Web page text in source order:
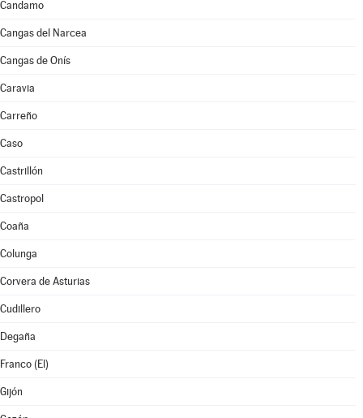
Candamo
Cangas del Narcea
Cangas de Onís
Caravia
Carreño
Caso
Castrillón
Castropol
Coaña
Colunga
Corvera de Asturias
Cudillero
Degaña
Franco (El)
Gijón